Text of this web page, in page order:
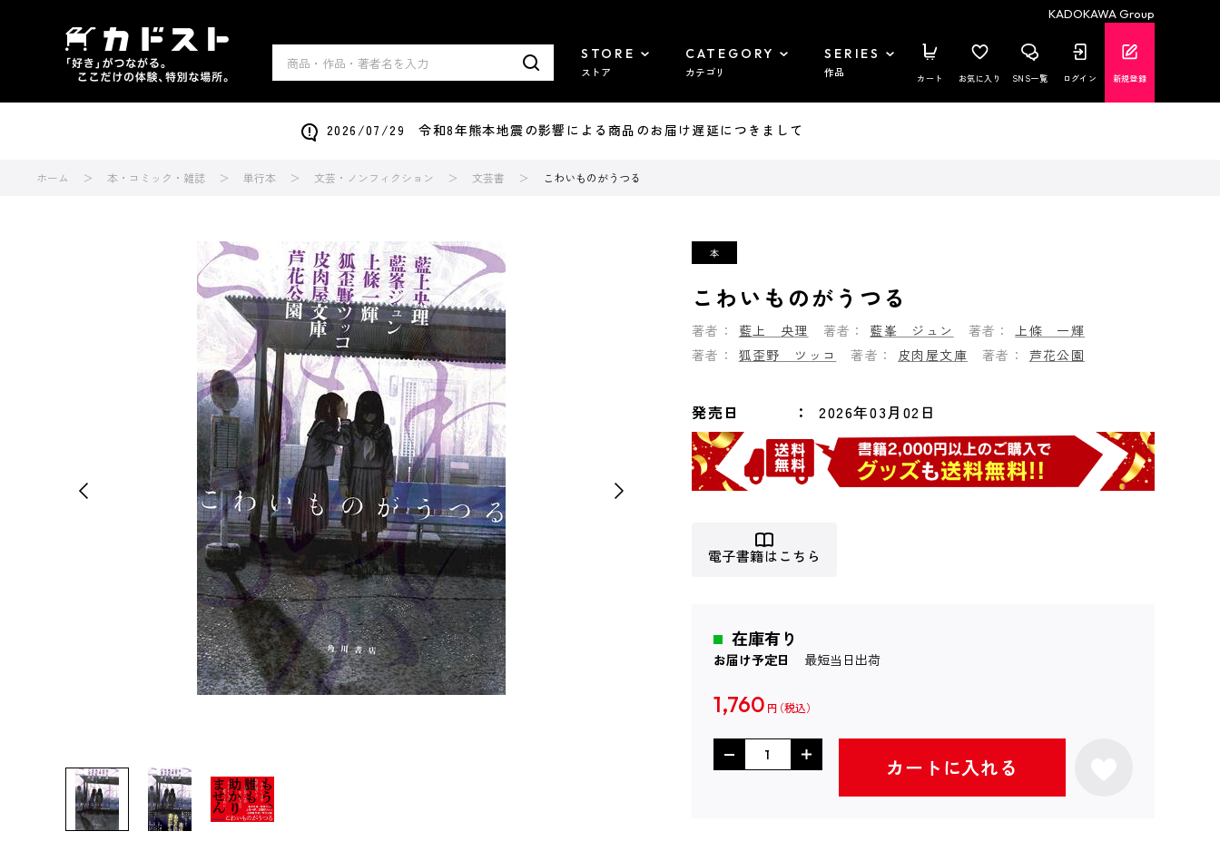
KADOKAWA Group
STORE
ストア
CATEGORY
カテゴリ
SERIES
作品 カート お気に入り SNS一覧 ログイン 新規登録
2026/07/29 令和8年熊本地震の影響による商品のお届け遅延につきまして
ホーム 本・コミック・雑誌 単行本 文芸・ノンフィクション 文芸書 こわいものがうつる
こわいものがうつる
著者： 藍上 央理 著者： 藍峯 ジュン 著者：
上條 一輝
著者：
狐歪野 ツッコ 著者： 皮肉屋文庫 著者： 芦花公園
発売日 2026年03月02日
電子書籍はこちら
在庫有り
お届け予定日 最短当日出荷
1,760 円
カートに入れる